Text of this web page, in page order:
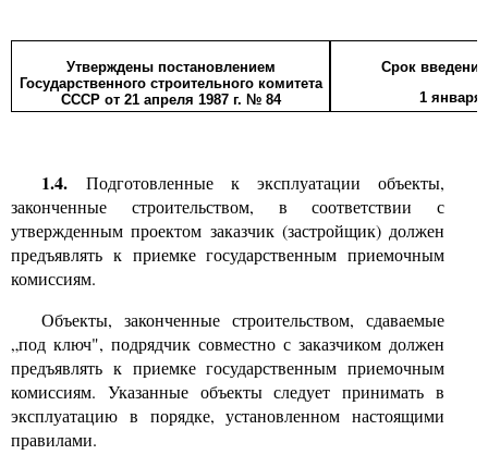
Утверждены постановлением
Государственного строительного комитета
СССР от21апреля 1987г. № 84
Срок
1 января
1.4.
Подготовленные к эксплуатации объекты,
законченные строительством, в соответствии с
утвержденным проектом заказчик (застройщик) должен
предъявлять к приемке государственным приемочным
комиссиям.
Объекты, законченные строительством, сдаваемые
„под ключ", подрядчик совместно с заказчиком должен
предъявлять к приемке государственным приемочным
комиссиям. Указанные объекты следует принимать в
эксплуатацию в порядке, установленном настоящими
правилами.